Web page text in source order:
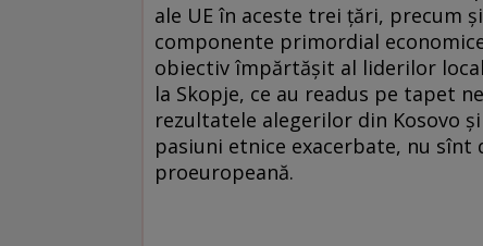
ale UE în aceste trei ţări, precum
componente primordial
obiectiv împărtăşit al liderilor
la Skopje, ce au readus pe tapet
rezultatele alegerilor din Kosovo
pasiuni etnice exacerbate, nu sînt
proeuropeană.